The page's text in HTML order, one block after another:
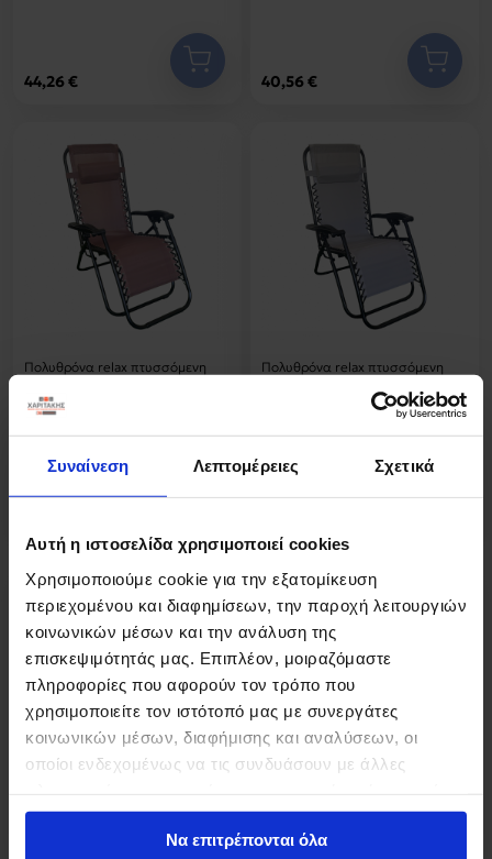
Συναίνεση Λεπτομέρειες Σχετικά
Αυτή η ιστοσελίδα χρησιμοποιεί cookies
Χρησιμοποιούμε cookie για την εξατομίκευση
περιεχομένου και διαφημίσεων, την παροχή λειτουργιών
κοινωνικών μέσων και την ανάλυση της
επισκεψιμότητάς μας. Επιπλέον, μοιραζόμαστε
πληροφορίες που αφορούν τον τρόπο που
χρησιμοποιείτε τον ιστότοπό μας με συνεργάτες
κοινωνικών μέσων, διαφήμισης και αναλύσεων, οι
οποίοι ενδεχομένως να τις συνδυάσουν με άλλες
έχουν συλλέξει σε σχέση με την από μέρους σας χρήση
των υπηρεσιών τους.Να επιτρέπονται όλα
44,26 € 40,56 €
Πολυθρόνα relax πτυσσόμενη
μέταλλο σε καφέ-μαύρη
Πολυθρόνα relax πτυσσόμενη
μαύρο μέταλλο 65x165x110εκ
-15% -15%
Μαύρο, Textilene Μπλε